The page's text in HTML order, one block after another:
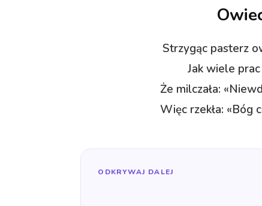
Strzygąc pasterz
Jak wiele
Że milczała:
Więc rzekła: «Bóg
ODKRYWAJ DALEJ